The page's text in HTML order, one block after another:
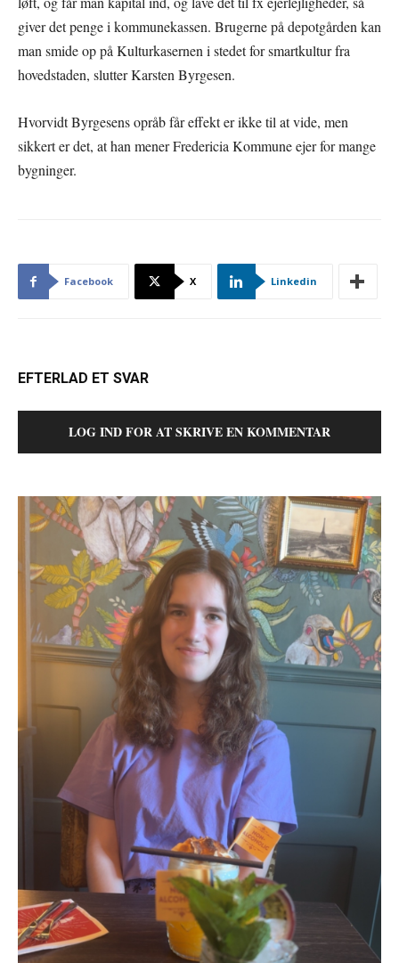
giver det penge i kommunekassen. Brugerne på depotgården kan
man smide op på Kulturkasernen i stedet for smartkultur fra
hovedstaden, slutter Karsten Byrgesen.
Hvorvidt Byrgesens opråb får effekt er ikke til at vide, men
sikkert er det, at han mener Fredericia Kommune ejer for mange
bygninger.
Facebook X Linkedin
EFTERLAD ET SVAR
LOG IND FOR AT SKRIVE EN KOMMENTAR